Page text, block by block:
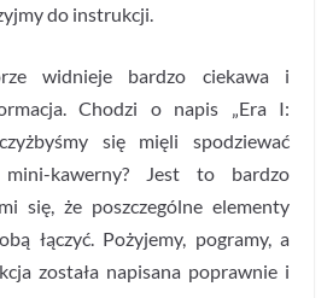
do instrukcji.
widnieje bardzo ciekawa i
Chodzi o napis „Era I:
się mięli spodziewać
mini-kawerny? Jest to bardzo
się, że poszczególne elementy
łączyć. Pożyjemy, pogramy, a
została napisana poprawnie i